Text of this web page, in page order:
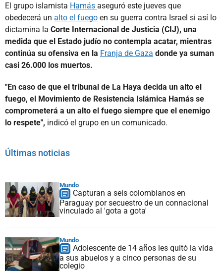
El grupo islamista Hamás aseguró este jueves que
obedecerá un alto el fuego en su guerra contra Israel si así lo
dictamina la Corte Internacional de Justicia (CIJ), una
medida que el Estado judío no contempla acatar, mientras
continúa su ofensiva en la Franja de Gaza donde ya suman
casi 26.000 los muertos.
"En caso de que el tribunal de La Haya decida un alto el
fuego, el Movimiento de Resistencia Islámica Hamás se
comprometerá a un alto el fuego siempre que el enemigo
lo respete", indicó el grupo en un comunicado.
Últimas noticias
Mundo
Capturan a seis colombianos en
Paraguay por secuestro de un connacional
vinculado al 'gota a gota'
Mundo
Adolescente de 14 años les quitó la vida
a sus abuelos y a cinco personas de su
colegio